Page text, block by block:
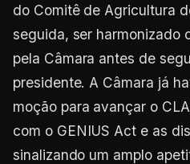
do Comitê de Agricultura
seguida, ser harmonizado
pela Câmara antes de
presidente. A Câmara já
moção para avançar o
com o GENIUS Act e as
sinalizando um amplo